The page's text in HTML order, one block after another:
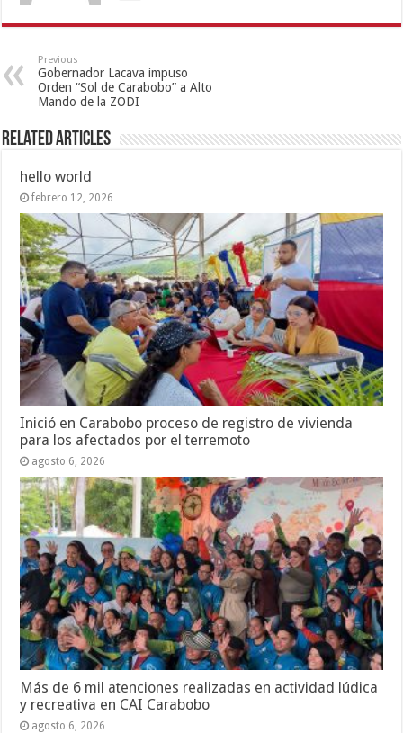
Previous
Gobernador Lacava impuso
Orden “Sol de Carabobo” a Alto
Mando de la ZODI
Related Articles
hello world
febrero 12, 2026
Inició en Carabobo proceso de registro de vivienda
para los afectados por el terremoto
agosto 6, 2026
Más de 6 mil atenciones realizadas en actividad lúdica
y recreativa en CAI Carabobo
agosto 6, 2026